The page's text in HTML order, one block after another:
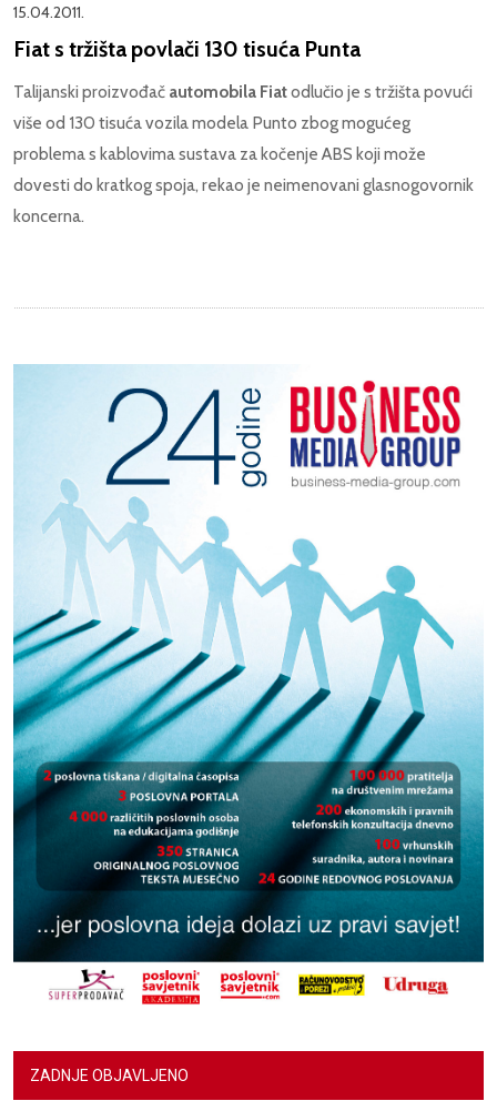
15.04.2011.
Fiat s tržišta povlači 130 tisuća Punta
Talijanski proizvođač automobila Fiatodlučio je s tržišta povući
više od 130 tisuća vozila modela Punto zbog mogućeg
problema s kablovima sustava za kočenje ABS koji može
dovesti do kratkog spoja, rekao je neimenovani glasnogovornik
koncerna.
ZADNJE OBJAVLJENO